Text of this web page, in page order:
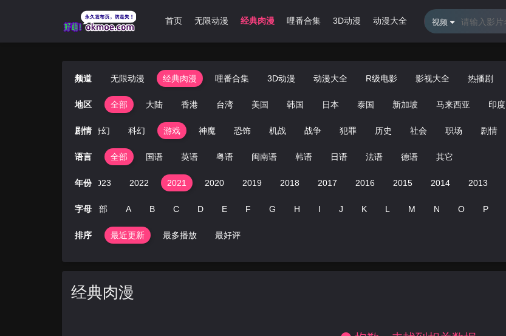
首页 无限动漫 经典肉漫 哩番合集 3D动漫 动漫大全 R级电影 影视大全
视频
频道 无限动漫 经典肉漫 哩番合集 3D动漫 动漫大全 R级电影 影视大全 热播剧
地区 全部 大陆 香港 台湾 美国 韩国 日本 泰国 新加坡 马来西亚 印度
剧情 奇幻 科幻 游戏 神魔 恐饰 机战 战争 犯罪 历史 社会 职场 剧情
语言 全部 国语 英语 粤语 闽南语 韩语 日语 法语 德语 其它
年份2023 2022 2021 2020 2019 2018 2017 2016 2015 2014 2013
字母全部 A B C D E F G H I J K L M N O P
排序 最近更新 最多播放 最好评
经典肉漫